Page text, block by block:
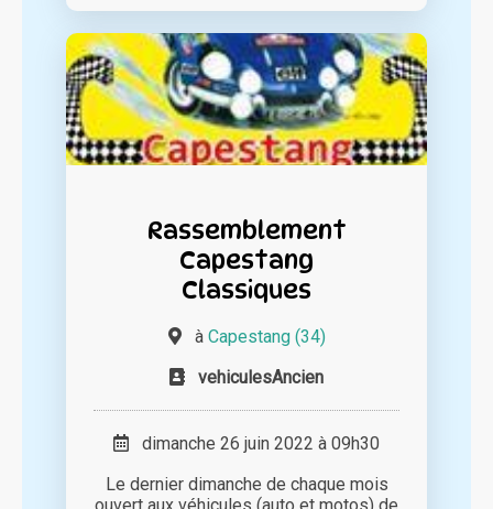
Rassemblement
Capestang
Classiques
à Capestang (34)
vehiculesAncien
dimanche 26 juin 2022 à 09h30
Le dernier dimanche de chaque mois